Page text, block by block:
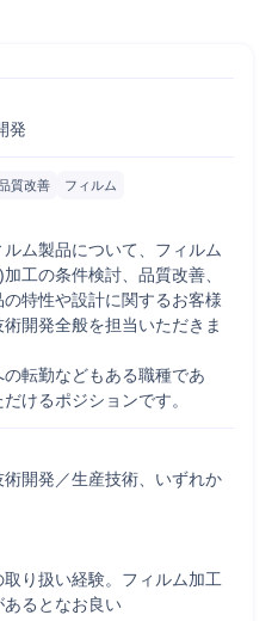
発
質改善
フィルム
ム製品について、フィルム
工の条件検討、品質改善、
特性や設計に関するお客様
開発全般を担当いただきま
転勤などもある職種であ
術開発／生産技術、いずれか
り扱い経験。フィルム加工
るとなお良い